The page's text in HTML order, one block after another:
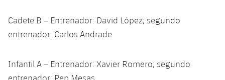
Historia
Resultados
Clasificaciones
Resultados
Jugadores
Actualidad
Junior
Campus Verano
Información general
plusicon
más
Cadete B – Entrenador: David López; segundo
entrenador: Carlos Andrade
Infantil A – Entrenador: Xavier Romero; segundo
entrenador: Pep Mesas